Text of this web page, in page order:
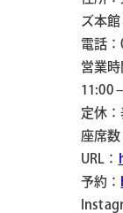
ズ本館
電話
営業
11:00
定休
座席
URL：
予約：